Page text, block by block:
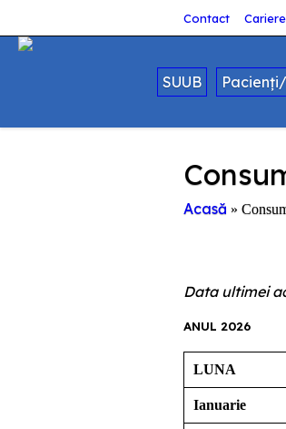
Contact Cariere
SUUB
Acasă »
Data ultimei
ANUL 2026
LUNA
Ianuarie